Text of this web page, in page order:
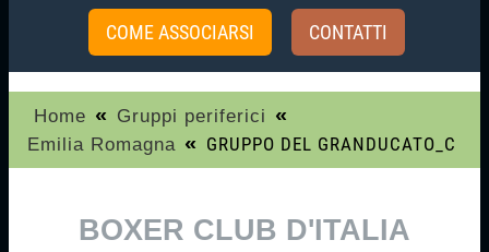
COME ASSOCIARSI CONTATTI
Home « Gruppi periferici «
Emilia Romagna « GRUPPO DEL GRANDUCATO_C
BOXER CLUB D'ITALIA